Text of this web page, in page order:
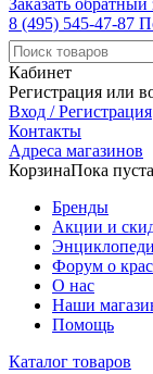
Заказать обратный
8 (495) 545-47-87
Кабинет
Регистрация или
Вход / Регистрация
Контакты
Адреса магазинов
КорзинаПока пуста
Бренды
Акции и
Форум о
О нас
Наши
Помощь
Каталог товаров